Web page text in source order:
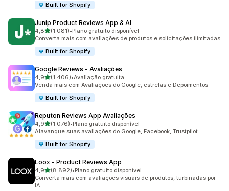
Built for Shopify
Junip Product Reviews App & AI
4,8de 5 estrelas
(1.081)
1081 avaliações ao todo
•Plano gratuito disponível
Converta mais com avaliações de produtos e solicitações ilimitadas
Built for Shopify
Google Reviews ‑ Avaliações
4,9de 5 estrelas
(1.406)
1406 avaliações ao todo
•Avaliação gratuita
Venda mais com Avaliações do Google, estrelas e Depoimentos
Built for Shopify
Reputon Reviews App Avaliações
4,9de 5 estrelas
(1.076)
1076 avaliações ao todo
•Plano gratuito disponível
Alavanque suas avaliações do Google, Facebook, Trustpilot
Built for Shopify
Loox ‑ Product Reviews App
4,9de 5 estrelas
(8.892)
8892 avaliações ao todo
•Plano gratuito disponível
Converta mais com avaliações visuais de produtos, turbinadas por
IA